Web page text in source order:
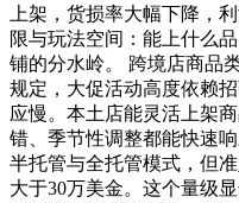
上架，货损率大幅下降，
限与玩法空间：能上什么
铺的分水岭。 跨境店商品
规定，大促活动高度依赖
应慢。本土店能灵活上架
错、季节性调整都能快速
半托管与全托管模式，但
大于30万美金。这个量级